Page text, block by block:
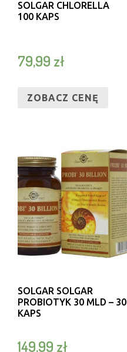
SOLGAR CHLORELLA
100 KAPS
79,99 zł
ZOBACZ CENĘ
SOLGAR SOLGAR
PROBIOTYK 30 MLD – 30
KAPS
149,99 zł